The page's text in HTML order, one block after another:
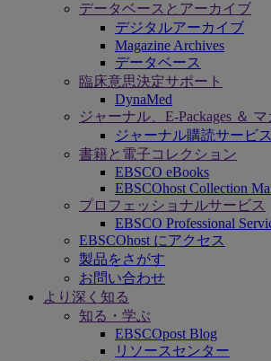
データベースとアーカイブ
デジタルアーカイブ
Magazine Archives
データベース
臨床意思決定サポート
DynaMed
ジャーナル、E-Packages ＆
ジャーナル購読サービス
書籍と電子コレクション
EBSCO eBooks
EBSCOhost Collection
プロフェッショナルサービス
EBSCO Professional
EBSCOhost にアクセス
製品をさがす
お問い合わせ
より深く知る
知る・学ぶ
EBSCOpost Blog
リソースセンター